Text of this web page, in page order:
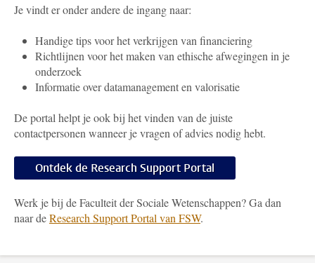
Je vindt er onder andere de ingang naar:
Handige tips voor het verkrijgen van financiering
Richtlijnen voor het maken van ethische afwegingen in je
onderzoek
Informatie over datamanagement en valorisatie
De portal helpt je ook bij het vinden van de juiste
contactpersonen wanneer je vragen of advies nodig hebt.
Ontdek de Research Support Portal
Werk je bij de Faculteit der Sociale Wetenschappen? Ga dan
naar deResearch Support Portal van FSW.